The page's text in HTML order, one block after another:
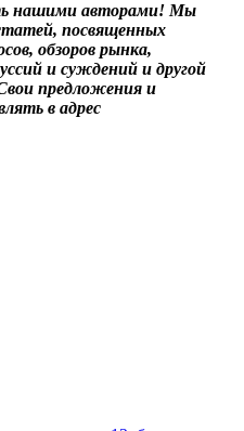
нашими авторами! Мы
посвященных
обзоров рынка,
и суждений и другой
предложения и
в адрес